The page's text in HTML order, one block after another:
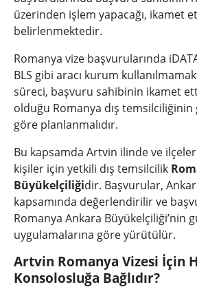
üzerinden işlem yapacağı, ikamet
belirlenmektedir.
Romanya vize başvurularında
BLS gibi aracı kurum
süreci, başvuru sahibinin ikamet
olduğu Romanya dış
göre planlanmalıdır.
Bu kapsamda Artvin ilinde ve
kişiler için yetkili dış temsilcilik
Büyükelçiliğidir. Başvurular,
kapsamında değerlendirilir ve
Romanya Ankara Büyükelçiliği’nin
uygulamalarına göre yürütülür.
Artvin Romanya Vizesi İçin
Konsolosluğa Bağlıdır?